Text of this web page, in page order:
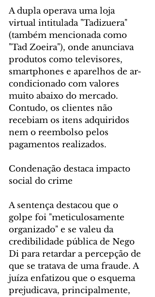
A dupla operava uma loja
virtual intitulada "Tadizuera"
(também mencionada como
"Tad Zoeira"), onde anunciava
produtos como televisores,
smartphones e aparelhos de ar-
condicionado com valores
muito abaixo do mercado.
Contudo, os clientes não
recebiam os itens adquiridos
nem o reembolso pelos
pagamentos realizados.
Condenação destaca impacto
social do crime
A sentença destacou que o
golpe foi "meticulosamente
organizado" e se valeu da
credibilidade pública de Nego
Di para retardar a percepção de
que se tratava de uma fraude. A
juíza enfatizou que o esquema
prejudicava, principalmente,